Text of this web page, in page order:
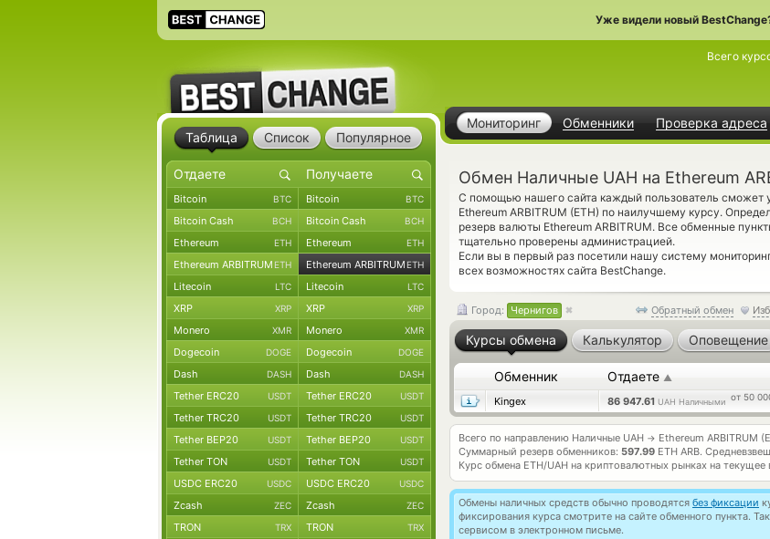
Уже видели новый
Мониторинг Обменники Проверка адреса
Всего
Обмен Наличные UAH на Ethereum
С помощью нашего сайта каждый пользователь сможет
Ethereum ARBITRUM (ETH) по наилучшему курсу.
резерв валюты Ethereum ARBITRUM. Все обменные
тщательно проверены администрацией.
Если вы в первый раз посетили нашу систему
всех возможностях сайта BestChange.
Обратный обмен
Город: Чернигов
Курсы обмена Калькулятор Оповещение
Обменник Отдаете ▲
Kingex 86 947.61 UAH Наличными от 50
Всего по направлению Наличные UAH → Ethereum ARBITRUM
Суммарный резерв обменников: 597.99 ETH ARB.
Курс обмена ETH/UAH на криптовалютных рынках на текущее
Обмены наличных средств обычно проводятся без фиксации
фиксирования курса смотрите на сайте обменного пункта.
сервисом в электронном письме.
Таблица Список Популярное
Bitcoin BTC Bitcoin BTC
Bitcoin Cash BCH Bitcoin Cash BCH
Ethereum ETH Ethereum ETH
Ethereum ARBITRUM ETH Ethereum ARBITRUM ETH
Litecoin LTC Litecoin LTC
XRP XRP XRP XRP
Monero XMR Monero XMR
Dogecoin DOGE Dogecoin DOGE
Dash DASH Dash DASH
Tether ERC20 USDT Tether ERC20 USDT
Tether TRC20 USDT Tether TRC20 USDT
Tether BEP20 USDT Tether BEP20 USDT
Tether TON USDT Tether TON USDT
USDC ERC20 USDC USDC ERC20 USDC
Zcash ZEC Zcash ZEC
TRON TRX TRON TRX